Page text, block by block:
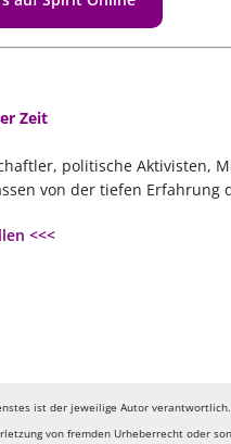
Zeit
politische Aktivisten,
von der tiefen Erfahrung
<<<
ist der jeweilige Autor
von fremden Urheberrecht oder